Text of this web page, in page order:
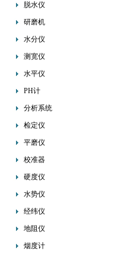
脱水仪
研磨机
水分仪
测宽仪
水平仪
PH计
分析系统
检定仪
平磨仪
校准器
硬度仪
水势仪
经纬仪
地阻仪
烟度计